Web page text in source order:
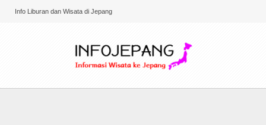
Info Liburan dan Wisata di Jepang